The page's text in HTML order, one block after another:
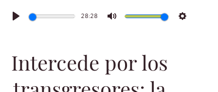
Play
28:28
Mute Settings
Intercede por los